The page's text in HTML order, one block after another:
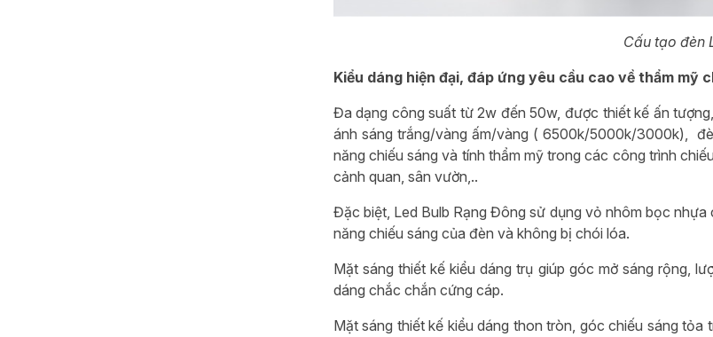
Cấu tạo đèn
Kiểu dáng hiện đại, đáp ứng yêu cầu cao về thẩm mỹ
Đa dạng công suất từ 2w đến 50w, được thiết kế ấn
ánh sáng trắng/vàng ấm/vàng ( 6500k/5000k/3000k),
năng chiếu sáng và tính thẩm mỹ trong các công trình
cảnh quan, sân vườn,..
Đặc biệt, Led Bulb Rạng Đông sử dụng vỏ nhôm bọc
năng chiếu sáng của đèn và không bị chói lóa.
Mặt sáng thiết kế kiểu dáng trụ giúp góc mở sáng rộng,
dáng chắc chắn cứng cáp.
Mặt sáng thiết kế kiểu dáng thon tròn, góc chiếu sáng